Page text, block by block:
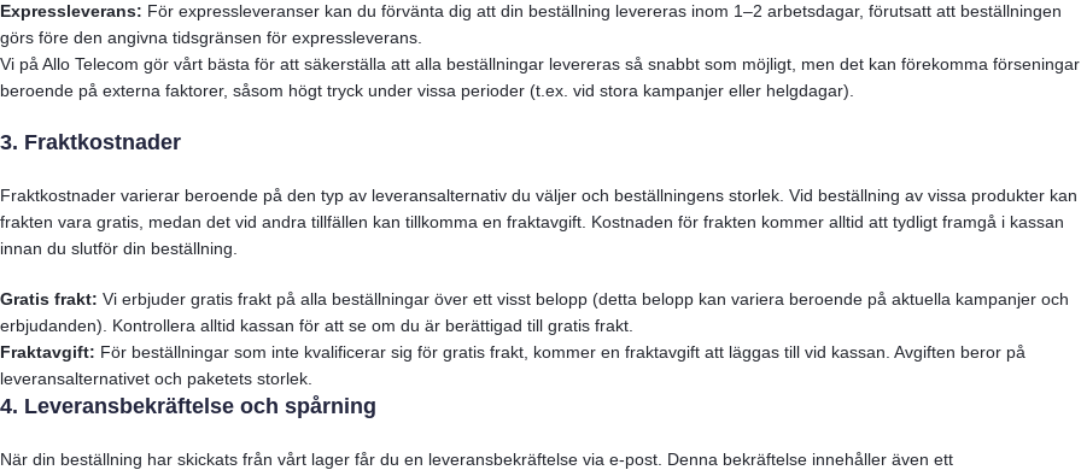
Expressleverans: För expressleveranser kan du förvänta dig att din beställning levereras inom 1–2 arbetsdagar, förutsatt att beställningen
görs före den angivna tidsgränsen för expressleverans.
Vi på Allo Telecom gör vårt bästa för att säkerställa att alla beställningar levereras så snabbt som möjligt, men det kan förekomma förseningar
beroende på externa faktorer, såsom högt tryck under vissa perioder (t.ex. vid stora kampanjer eller helgdagar).
3. Fraktkostnader
Fraktkostnader varierar beroende på den typ av leveransalternativ du väljer och beställningens storlek. Vid beställning av vissa produkter kan
frakten vara gratis, medan det vid andra tillfällen kan tillkomma en fraktavgift. Kostnaden för frakten kommer alltid att tydligt framgå i kassan
innan du slutför din beställning.
Gratis frakt: Vi erbjuder gratis frakt på alla beställningar över ett visst belopp (detta belopp kan variera beroende på aktuella kampanjer och
erbjudanden). Kontrollera alltid kassan för att se om du är berättigad till gratis frakt.
Fraktavgift: För beställningar som inte kvalificerar sig för gratis frakt, kommer en fraktavgift att läggas till vid kassan. Avgiften beror på
leveransalternativet och paketets storlek.
4. Leveransbekräftelse och spårning
När din beställning har skickats från vårt lager får du en leveransbekräftelse via e-post. Denna bekräftelse innehåller även ett